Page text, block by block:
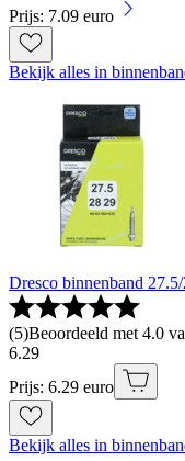
Prijs: 7.09 euro
Bekijk alles in
Dresco binnenband
(5)Beoordeeld met 4.0
6.29
Prijs: 6.29 euro
Bekijk alles in